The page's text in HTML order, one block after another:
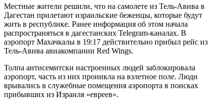
Местные жители решили, что на самолете из Тель-Авива в
Дагестан прилетают израильские беженцы, которые будут
жить в республике. Ранее информация об этом начала
распространяться в дагестанских Telegram-каналах. В
аэропорт Махачкалы в 19:17 действительно прибыл рейс из
Тель-Авива авиакомпании Red Wings.
Толпа антисемитски настроенных людей заблокировала
аэропорт, часть из них проникла на взлетное поле. Люди
врывались в служебные помещения аэропорта в поисках
прибывших из Израиля «евреев».